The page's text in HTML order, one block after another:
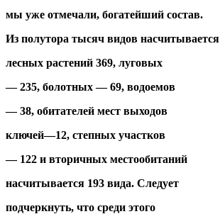
мы уже отмечали, богатейший состав.
Из полутора тысяч видов насчитывается
лесных растений 369, луговых
— 235, болотных — 69, водоемов
— 38, обитателей мест выходов
ключей—12, степных участков
— 122 и вторичных местообитаний
насчитывается 193 вида. Следует
подчеркнуть, что среди этого